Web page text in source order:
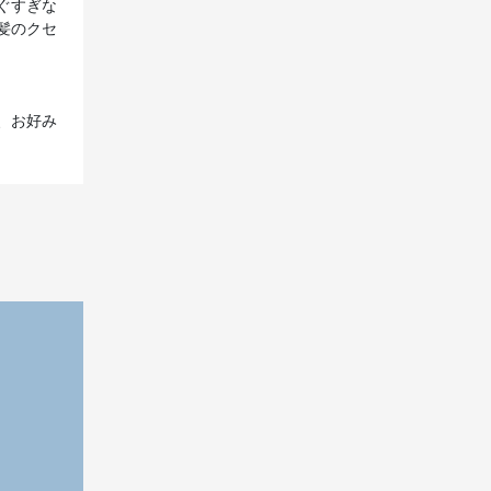
すぎな
のクセ
お好み